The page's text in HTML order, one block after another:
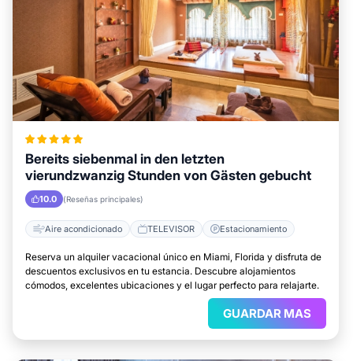
Bereits siebenmal in den letzten
vierundzwanzig Stunden von Gästen gebucht
10.0 (Reseñas principales)
Aire acondicionado TELEVISOR Estacionamiento
Reserva un alquiler vacacional único en Miami, Florida y disfruta de
descuentos exclusivos en tu estancia. Descubre alojamientos
cómodos, excelentes ubicaciones y el lugar perfecto para relajarte.
GUARDAR MAS